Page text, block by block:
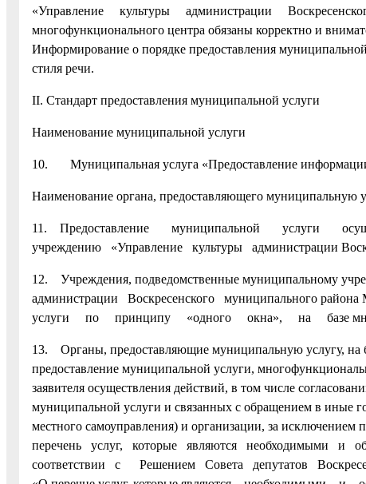
«Управление культуры администрации
многофункционального центра обязаны корректно и
Информирование о порядке предоставления
стиля речи.
II. Стандарт предоставления муниципальной услуги
Наименование муниципальной услуги
10. Муниципальная услуга «Предоставление информации
Наименование органа, предоставляющего муниципальную
11. Предоставление муниципальной услуги
учреждению «Управление культуры администрации
12. Учреждения, подведомственные муниципальному
администрации Воскресенского муниципального
услуги по принципу «одного окна», на базе
13. Органы, предоставляющие муниципальную услугу, на
предоставление муниципальной услуги,
заявителя осуществления действий, в том числе
муниципальной услуги и связанных с обращением в иные
местного самоуправления) и организации, за исключением
перечень услуг, которые являются необходимыми и
соответствии с Решением Совета депутатов